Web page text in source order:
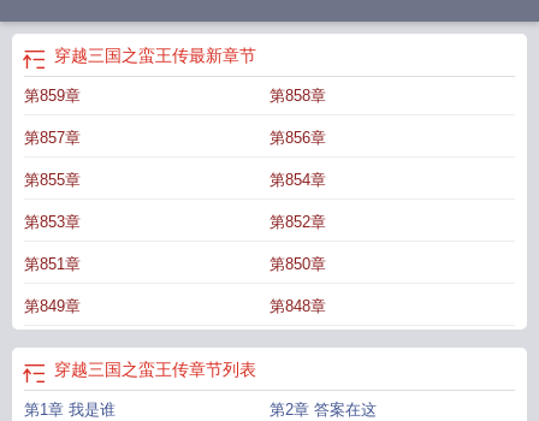
穿越三国之蛮王传最新章节
第859章 第858章
第857章 第856章
第855章 第854章
第853章 第852章
第851章 第850章
第849章 第848章
穿越三国之蛮王传章节列表
第1章 我是谁 第2章 答案在这